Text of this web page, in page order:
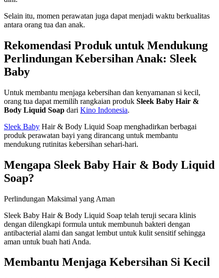
Selain itu, momen perawatan juga dapat menjadi waktu berkualitas
antara orang tua dan anak.
Rekomendasi Produk untuk Mendukung
Perlindungan Kebersihan Anak: Sleek
Baby
Untuk membantu menjaga kebersihan dan kenyamanan si kecil,
orang tua dapat memilih rangkaian produk Sleek Baby Hair &
Body Liquid Soap dari Kino Indonesia.
Sleek Baby Hair & Body Liquid Soap menghadirkan berbagai
produk perawatan bayi yang dirancang untuk membantu
mendukung rutinitas kebersihan sehari-hari.
Mengapa Sleek Baby Hair & Body Liquid
Soap?
Perlindungan Maksimal yang Aman
Sleek Baby Hair & Body Liquid Soap telah teruji secara klinis
dengan dilengkapi formula untuk membunuh bakteri dengan
antibacterial alami dan sangat lembut untuk kulit sensitif sehingga
aman untuk buah hati Anda.
Membantu Menjaga Kebersihan Si Kecil